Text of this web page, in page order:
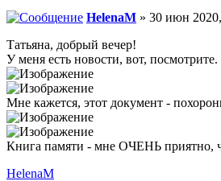
HelenaM » 30 июн
Татьяна, добрый вечер!
У меня есть новости, вот,
Мне кажется, этот документ -
Книга памяти - мне ОЧЕНЬ приятно,
HelenaM